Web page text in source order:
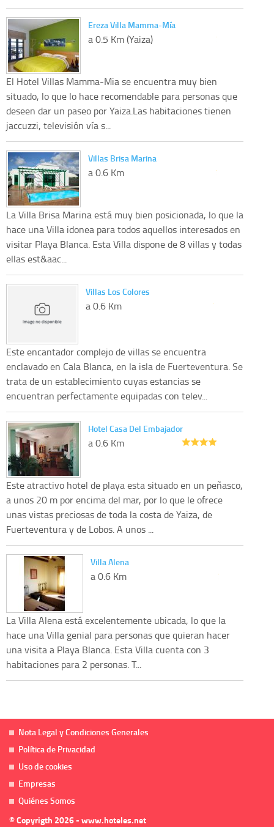
Ereza Villa Mamma-Mía
a 0.5 Km (Yaiza)
El Hotel Villas Mamma-Mia se encuentra muy bien
situado, lo que lo hace recomendable para personas que
deseen dar un paseo por Yaiza.Las habitaciones tienen
jaccuzzi, televisión vía s...
Villas Brisa Marina
a 0.6 Km
La Villa Brisa Marina está muy bien posicionada, lo que la
hace una Villa idonea para todos aquellos interesados en
visitar Playa Blanca. Esta Villa dispone de 8 villas y todas
ellas est&aac...
Villas Los Colores
a 0.6 Km
Este encantador complejo de villas se encuentra
enclavado en Cala Blanca, en la isla de Fuerteventura. Se
trata de un establecimiento cuyas estancias se
encuentran perfectamente equipadas con telev...
Hotel Casa Del Embajador
a 0.6 Km
Este atractivo hotel de playa esta situado en un peñasco,
a unos 20 m por encima del mar, por lo que le ofrece
unas vistas preciosas de toda la costa de Yaiza, de
Fuerteventura y de Lobos. A unos ...
Villa Alena
a 0.6 Km
La Villa Alena está excelentemente ubicada, lo que la
hace una Villa genial para personas que quieran hacer
una visita a Playa Blanca. Esta Villa cuenta con 3
habitaciones para 2 personas. T...
Nota Legal y Condiciones Generales
Política de Privacidad
Uso de cookies
Empresas
Quiénes Somos
© Copyrigth 2026 - www.hoteles.net